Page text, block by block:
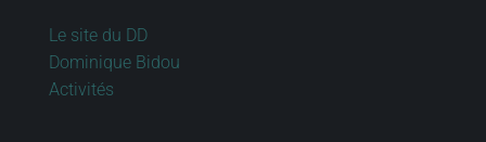
Le site du DD
Dominique Bidou
Activités